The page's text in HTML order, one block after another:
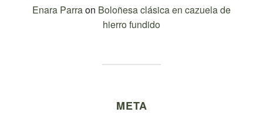
Enara Parraon Boloñesa clásica en cazuela de
hierro fundido
META